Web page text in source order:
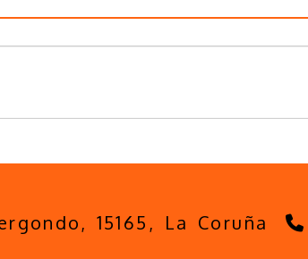
15165, La Coruña